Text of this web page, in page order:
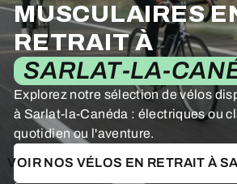
MUSCULAIRES
RETRAIT À
SARLAT-LA-
Explorez notre sélection de vélos
à Sarlat-la-Canéda : électriques ou
quotidien ou l'aventure.
VOIR NOS VÉLOS EN RETRAIT À